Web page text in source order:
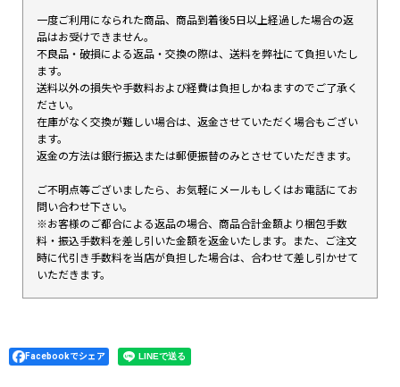
一度ご利用になられた商品、商品到着後5日以上経過した場合の返
品はお受けできません。
不良品・破損による返品・交換の際は、送料を弊社にて負担いたし
ます。
送料以外の損失や手数料および経費は負担しかねますのでご了承く
ださい。
在庫がなく交換が難しい場合は、返金させていただく場合もござい
ます。
返金の方法は銀行振込または郵便振替のみとさせていただきます。
ご不明点等ございましたら、お気軽にメールもしくはお電話にてお
問い合わせ下さい。
※お客様のご都合による返品の場合、商品合計金額より梱包手数
料・振込手数料を差し引いた金額を返金いたします。また、ご注文
時に代引き手数料を当店が負担した場合は、合わせて差し引かせて
いただきます。
Facebookでシェア